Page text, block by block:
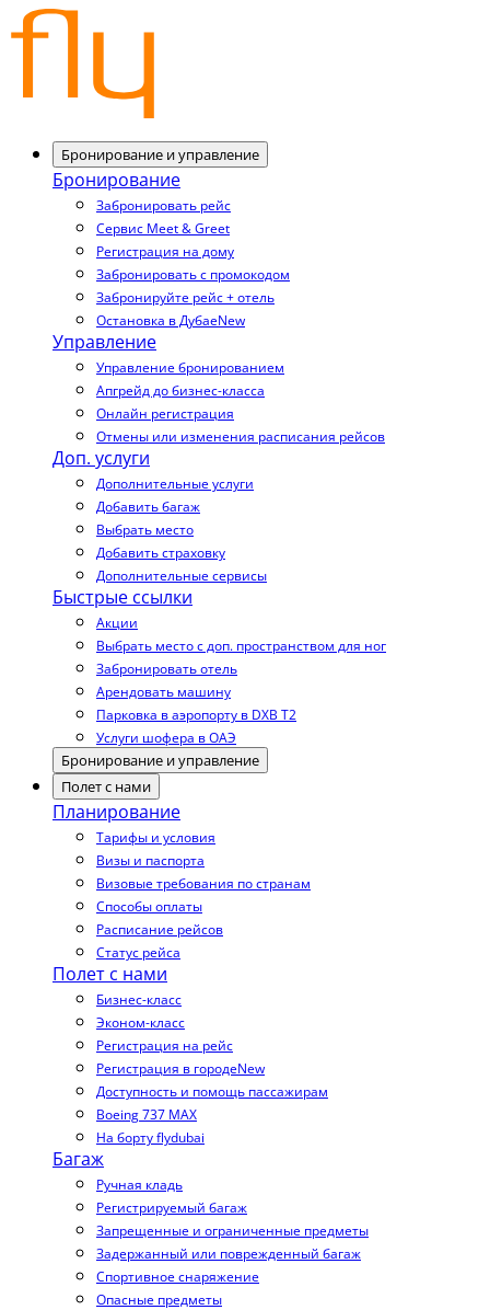
Бронирование и управление
Бронирование
Забронировать рейс
Сервис Meet & Greet
Регистрация на дому
Забронировать с промокодом
Забронируйте рейс + отель
Остановка в ДубаеNew
Управление
Управление бронированием
Апгрейд до бизнес-класса
Онлайн регистрация
Отмены или изменения расписания рейсов
Доп. услуги
Дополнительные услуги
Добавить багаж
Выбрать место
Добавить страховку
Дополнительные сервисы
Быстрые ссылки
Акции
Выбрать место с доп. пространством для ног
Забронировать отель
Арендовать машину
Парковка в аэропорту в DXB T2
Услуги шофера в ОАЭ
Бронирование и управление
Полет с нами
Планирование
Тарифы и условия
Визы и паспорта
Визовые требования по странам
Способы оплаты
Расписание рейсов
Статус рейса
Полет с нами
Бизнес-класс
Эконом-класс
Регистрация на рейс
Регистрация в городеNew
Доступность и помощь пассажирам
Boeing 737 MAX
На борту flydubai
Багаж
Ручная кладь
Регистрируемый багаж
Запрещенные и ограниченные предметы
Задержанный или поврежденный багаж
Спортивное снаряжение
Опасные предметы